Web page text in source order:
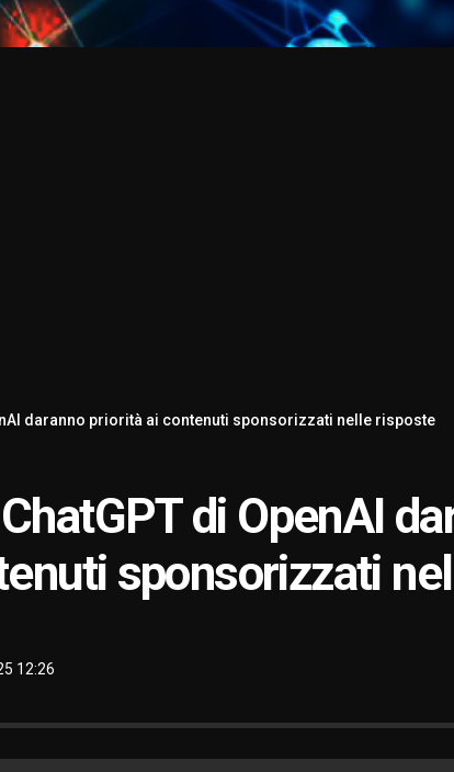
daranno priorità ai contenuti sponsorizzati nelle risposte
di OpenAI
sponsorizzati
12:26